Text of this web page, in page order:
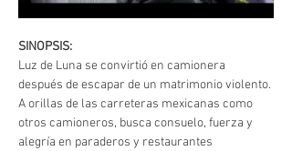
SINOPSIS:
Luz de Luna se convirtió en camionera
después de escapar de un matrimonio violento.
A orillas de las carreteras mexicanas como
otros camioneros, busca consuelo, fuerza y
alegría en paraderos y restaurantes